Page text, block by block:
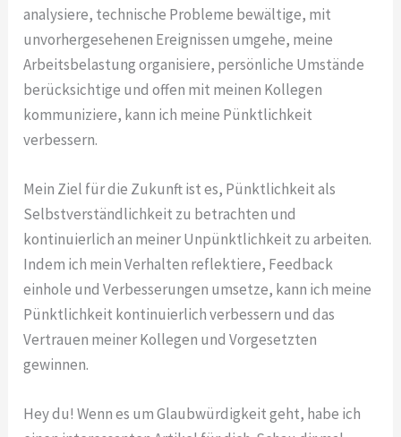
analysiere, technische Probleme bewältige, mit
unvorhergesehenen Ereignissen umgehe, meine
Arbeitsbelastung organisiere, persönliche Umstände
berücksichtige und offen mit meinen Kollegen
kommuniziere, kann ich meine Pünktlichkeit
verbessern.
Mein Ziel für die Zukunft ist es, Pünktlichkeit als
Selbstverständlichkeit zu betrachten und
kontinuierlich an meiner Unpünktlichkeit zu arbeiten.
Indem ich mein Verhalten reflektiere, Feedback
einhole und Verbesserungen umsetze, kann ich meine
Pünktlichkeit kontinuierlich verbessern und das
Vertrauen meiner Kollegen und Vorgesetzten
gewinnen.
Hey du! Wenn es um Glaubwürdigkeit geht, habe ich